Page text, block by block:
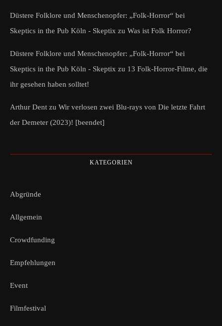
Düstere Folklore und Menschenopfer: „Folk-Horror“ bei
Skeptics in the Pub Köln - Skeptix zu Was ist Folk Horror?
Düstere Folklore und Menschenopfer: „Folk-Horror“ bei
Skeptics in the Pub Köln - Skeptix zu 13 Folk-Horror-Filme, die
ihr gesehen haben solltet!
Arthur Dent zu Wir verlosen zwei Blu-rays von Die letzte Fahrt
der Demeter (2023)! [beendet]
KATEGORIEN
Abgründe
Allgemein
Crowdfunding
Empfehlungen
Event
Filmfestival